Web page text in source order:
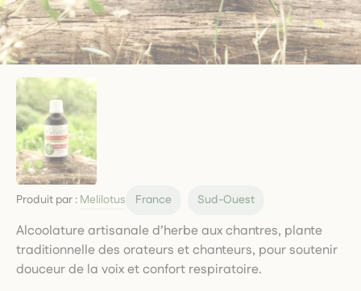
Produit par : Melilotus France Sud-Ouest
Alcoolature artisanale d’herbe aux chantres, plante
traditionnelle des orateurs et chanteurs, pour soutenir
douceur de la voix et confort respiratoire.